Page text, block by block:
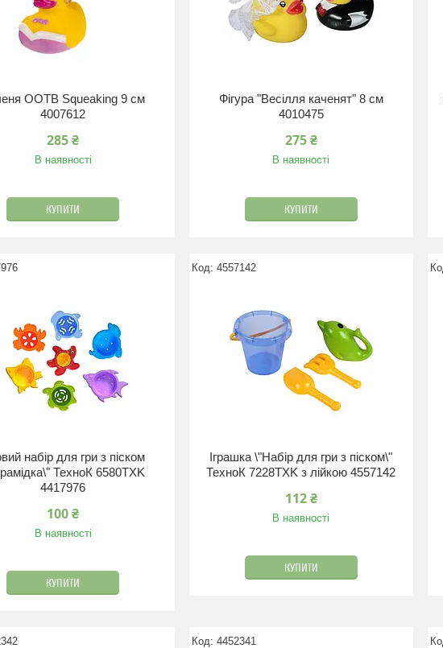
ООТВ Squeaking 9 см
4007612
285 ₴
В наявності
КУПИТИ
Фігура "Весілля каченят" 8 см
4010475
275 ₴
В наявності
КУПИТИ
набір для гри з піском
ТехноК 6580TXK
4417976
100 ₴
В наявності
КУПИТИ
4557142
Іграшка \"Набір для гри з піском\"
ТехноК 7228TXK з лійкою 4557142
112 ₴
В наявності
КУПИТИ
4452341